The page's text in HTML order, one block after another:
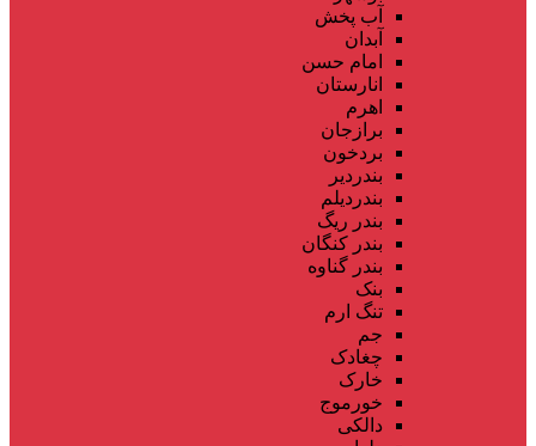
آب پخش
آبدان
امام حسن
انارستان
اهرم
برازجان
بردخون
بندردیر
بندردیلم
بندر ریگ
بندر کنگان
بندر گناوه
بنک
تنگ ارم
جم
چغادک
خارک
خورموج
دالکی